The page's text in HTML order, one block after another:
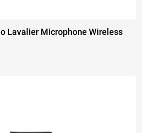
Lavalier Microphone Wireless